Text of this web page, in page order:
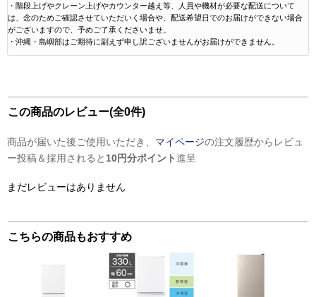
・階段上げやクレーン上げやカウンター越え等、人員や機材が必要な配送について
は、念のためご確認させていただいく場合や、配送希望日でのお届けができない場合
がございますので、予めご了承くださいませ。
・沖縄・島嶼部はご期待に副えず申し訳ございませんがお届けができません。
この商品のレビュー(全0件)
商品が届いた後ご使用いただき、 マイページの注文履歴からレビュ
ー投稿＆採用されると 10円分ポイント進呈
まだレビューはありません
こちらの商品もおすすめ